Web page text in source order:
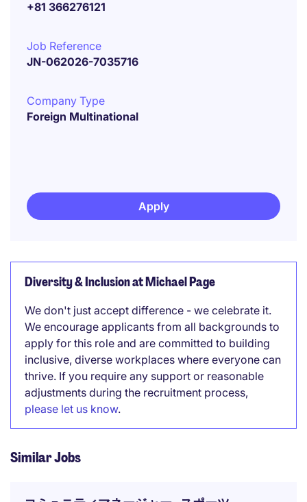
+81 366276121
Job Reference
JN-062026-7035716
Company Type
Foreign Multinational
Apply
Diversity & Inclusion at Michael Page
We don't just accept difference - we celebrate it.
We encourage applicants from all backgrounds to
apply for this role and are committed to building
inclusive, diverse workplaces where everyone can
thrive. If you require any support or reasonable
adjustments during the recruitment process,
please let us know.
Similar Jobs